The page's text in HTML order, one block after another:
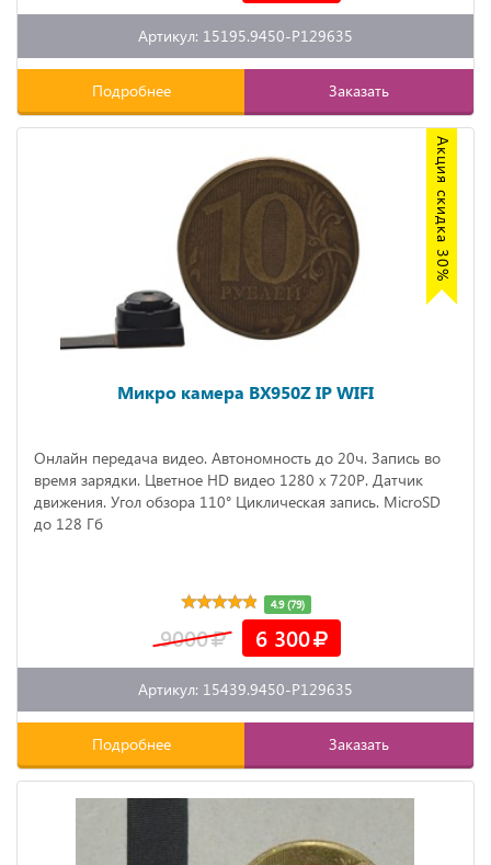
Артикул: 15195.9450-P129635
Подробнее Заказать
Акция скидка 30%
Микро камера BX950Z IP WIFI
Онлайн передача видео. Автономность до 20ч. Запись во
время зарядки. Цветное HD видео 1280 х 720P. Датчик
движения. Угол обзора 110° Циклическая запись. MicroSD
до 128 Гб
4.9 (79)
9000 6 300
Артикул: 15439.9450-P129635
Подробнее Заказать